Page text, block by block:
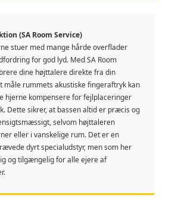
(SA Room Service)
stuer med mange hårde overflader
for god lyd. Med SA Room
dine højttalere direkte fra din
måle rummets akustiske fingeraftryk kan
hjerne kompensere for fejlplaceringer
Dette sikrer, at bassen altid er præcis og
selvom højttaleren
eller i vanskelige rum. Det er en
dyrt specialudstyr, men som her
og tilgængelig for alle ejere af